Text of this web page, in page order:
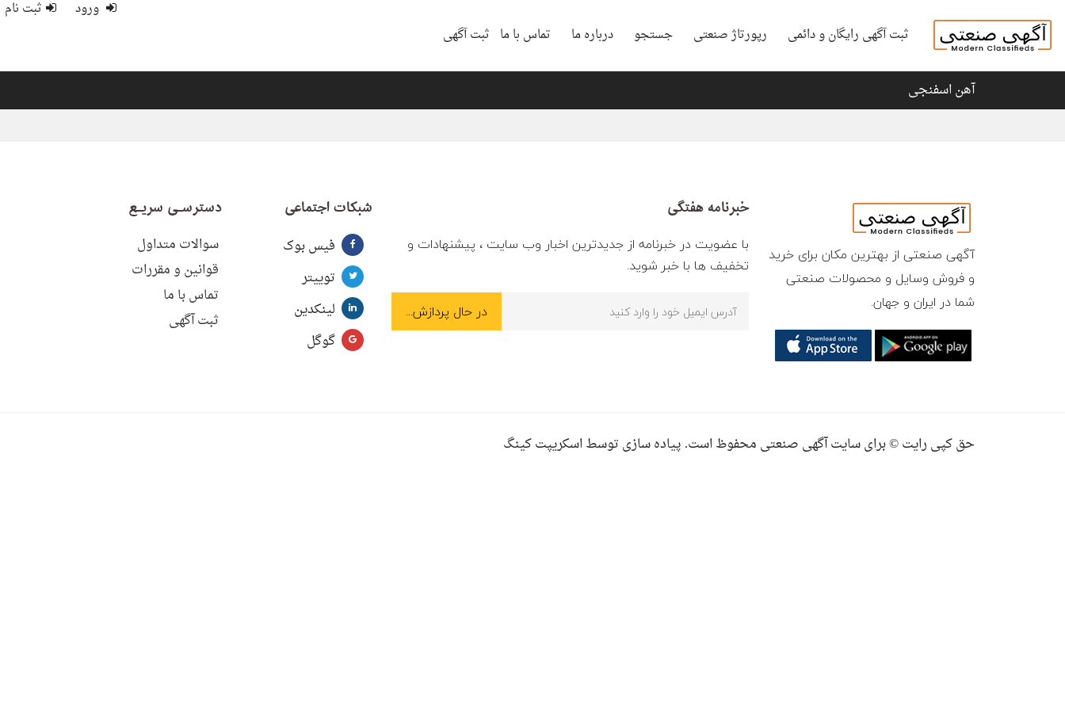
ثبت آگهی رایگان و دائمی رپورتاژ صنعتی جستجو درباره ما تماس با ما ثبت آگهی
ورود ثبت نام
آهن اسفنجی
آگهی صنعتی از بهترین مکان برای خرید
و فروش وسایل و محصولات صنعتی
شما در ایران و جهان.
خبرنامه هفتگی
با عضویت در خبرنامه از جدیدترین اخبار وب سایت ، پیشنهادات و
تخفیف ها با خبر شوید.
شبکات اجتماعی
فیس بوک
توییتر
لینکدین
گوگل
دسترسـی سریـع
سوالات متداول
قوانین و مقررات
تماس با ما
ثبت آگهی
حق کپی رایت © برای سایت آگهی صنعتی محفوظ است. پیاده سازی توسط اسکریپت کینگ